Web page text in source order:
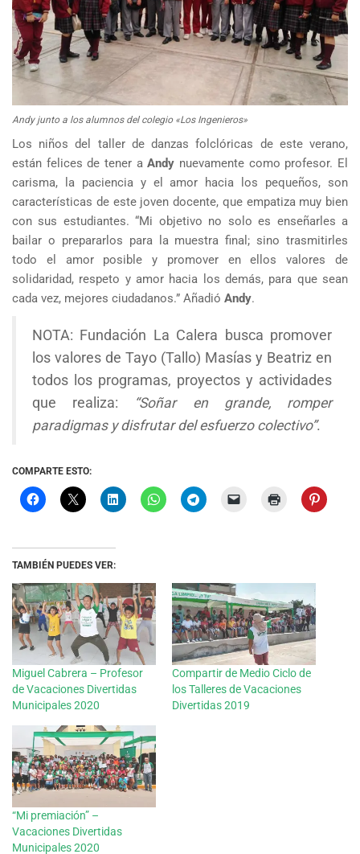
Andy junto a los alumnos del colegio «Los Ingenieros»
Los niños del taller de danzas folclóricas de este verano,
están felices de tener aAndy nuevamente como profesor. El
carisma, la paciencia y el amor hacia los pequeños, son
características de este joven docente, que empatiza muy bien
con sus estudiantes. “Mi objetivo no solo es enseñarles a
bailar o prepararlos para la muestra final; sino trasmitirles
todo el amor posible y promover en ellos valores de
solidaridad, respeto y amor hacia los demás, para que sean
cada vez, mejores ciudadanos.” Añadió Andy.
NOTA: Fundación La Calera busca promover
los valores de Tayo (Tallo) Masías y Beatriz en
todos los programas, proyectos y actividades
que realiza:
“Soñar en grande, romper
paradigmas y disfrutar del esfuerzo colectivo”.
COMPARTE ESTO:
TAMBIÉN PUEDES VER:
Miguel Cabrera – Profesor
de Vacaciones Divertidas
Municipales 2020
Compartir de Medio Ciclo de
los Talleres de Vacaciones
Divertidas 2019
“Mi premiación” –
Vacaciones Divertidas
Municipales 2020